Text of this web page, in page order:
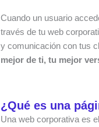
Cuando un usuario
través de tu web
y comunicación con tus
mejor de ti, tu mejor
¿Qué es una
Una web corporativa es